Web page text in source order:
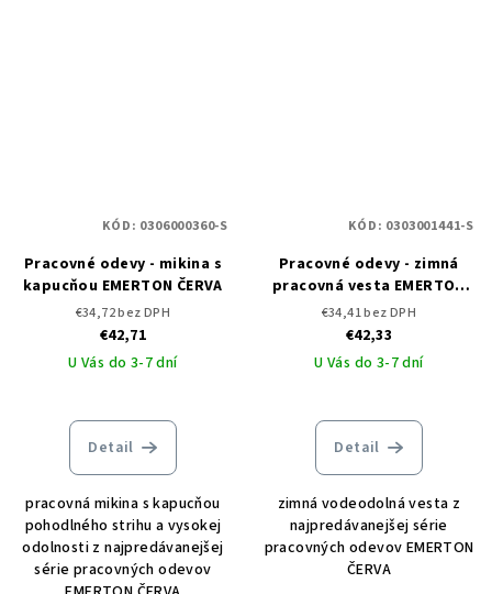
Pracovné odevy - mikina s
kapucňou EMERTON ČERVA
€34,72 bez DPH
€42,71
U Vás do 3-7 dní
Detail
pracovná mikina s kapucňou
pohodlného strihu a vysokej
odolnosti z najpredávanejšej
série pracovných odevov
KÓD: 0306000360-S
Pracovné odevy - zimná
pracovná vesta EMERTON
ČERVA
€34,41 bez DPH
€42,33
U Vás do 3-7 dní
Detail
zimná vodeodolná vesta z
najpredávanejšej série
pracovných odevov EMERTON
ČERVA
KÓD: 0303001441-S